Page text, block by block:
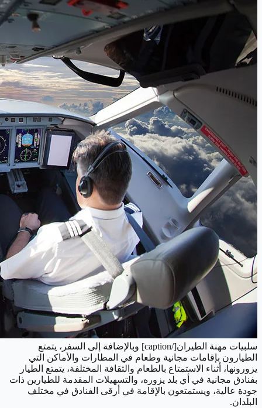
سلبيات مهنة الطيران[/caption] وبالإضافة إلى السفر، يتمتع
الطيارون بإقامات مجانية وطعام في المطارات والأماكن التي
يزورونها، أثناء الاستمتاع بالطعام والثقافة المختلفة، يتمتع الطيار
بفنادق مجانية في أي بلد يزوره، والتسهيلات المقدمة للطيارين ذات
جودة عالية، ويستمتعون بالإقامة في أرقى الفنادق في مختلف
البلدان.